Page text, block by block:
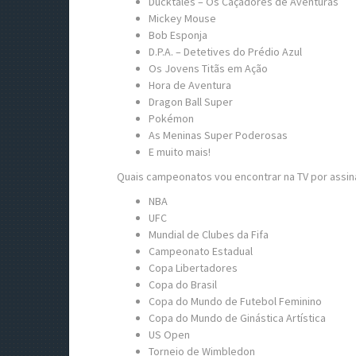
Mickey Mouse
Bob Esponja
D.P.A. – Detetives do Prédio Azul
Os Jovens Titãs em Ação
Hora de Aventura
Dragon Ball Super
Pokémon
As Meninas Super Poderosas
E muito mais!
Quais campeonatos vou encontrar na TV por
NBA
UFC
Mundial de Clubes da Fifa
Campeonato Estadual
Copa Libertadores
Copa do Brasil
Copa do Mundo de Futebol Feminino
Copa do Mundo de Ginástica Artística
US Open
Torneio de Wimbledon